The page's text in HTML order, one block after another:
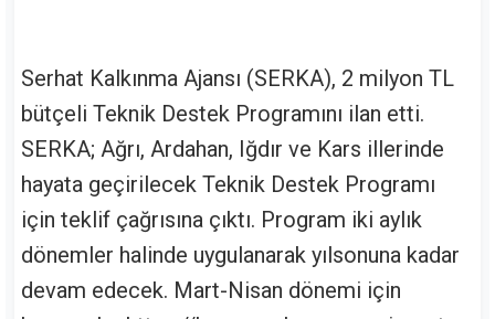
Serhat Kalkınma Ajansı (SERKA), 2 milyon TL
bütçeli Teknik Destek Programını ilan etti.
SERKA; Ağrı, Ardahan, Iğdır ve Kars illerinde
hayata geçirilecek Teknik Destek Programı
için teklif çağrısına çıktı. Program iki aylık
dönemler halinde uygulanarak yılsonuna kadar
devam edecek. Mart-Nisan dönemi için